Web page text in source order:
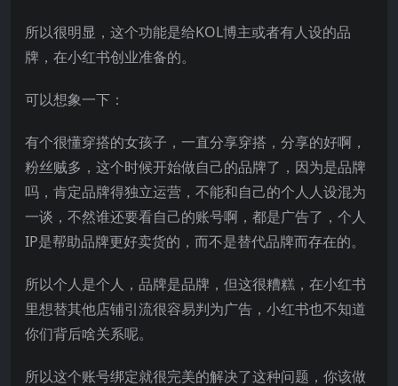
所以很明显，这个功能是给KOL博主或者有人设的品
牌，在小红书创业准备的。
可以想象一下：
有个很懂穿搭的女孩子，一直分享穿搭，分享的好啊，
粉丝贼多，这个时候开始做自己的品牌了，因为是品牌
吗，肯定品牌得独立运营，不能和自己的个人人设混为
一谈，不然谁还要看自己的账号啊，都是广告了，个人
IP是帮助品牌更好卖货的，而不是替代品牌而存在的。
所以个人是个人，品牌是品牌，但这很糟糕，在小红书
里想替其他店铺引流很容易判为广告，小红书也不知道
你们背后啥关系呢。
所以这个账号绑定就很完美的解决了这种问题，你该做